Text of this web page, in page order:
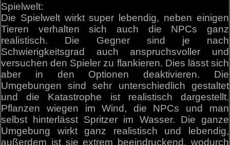
Spielwelt:
Die Spielwelt wirkt super lebendig, neben einigen
Tieren verhalten sich auch die NPCs ganz
realistisch. Die Gegner sind je nach
Schwierigkeitsgrad auch anspruchsvoller und
versuchen den Spieler zu flankieren. Dies lässt sich
aber in den Optionen deaktivieren. Die
Umgebungen sind sehr unterschiedlich gestaltet
und die Katastrophe ist realistisch dargestellt.
Pflanzen wiegen im Wind, die NPCs und man
selbst hinterlässt Spritzer im Wasser. Die ganze
Umgebung wirkt ganz realistisch und lebendig,
außerdem ist sie extrem beeindruckend, wodurch